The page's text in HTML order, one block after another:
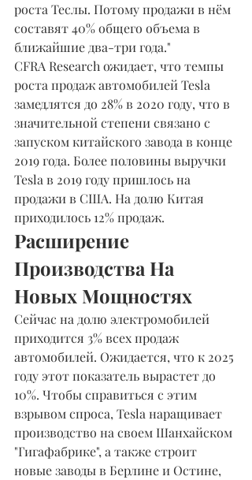
роста Теслы. Потому продажи в нём
составят 40% общего объема в
ближайшие два-три года."
CFRA Research ожидает, что темпы
роста продаж автомобилей Tesla
замедлятся до 28% в 2020 году, что в
значительной степени связано с
запуском китайского завода в конце
2019 года. Более половины выручки
Tesla в 2019 году пришлось на
продажи в США. На долю Китая
приходилось 12% продаж.
Расширение
Производства На
Новых Мощностях
Сейчас на долю электромобилей
приходится 3% всех продаж
автомобилей. Ожидается, что к 2025
году этот показатель вырастет до
10%. Чтобы справиться с этим
взрывом спроса, Tesla наращивает
производство на своем Шанхайском
"Гигафабрике", а также строит
новые заводы в Берлине и Остине,